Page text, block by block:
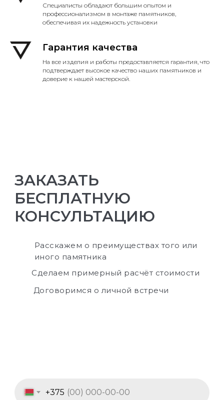
Специалисты обладают большим опытом и
профессионализмом в монтаже памятников,
обеспечивая их надежность установки
Гарантия качества
На все изделия и работы предоставляется гарантия, что
подтверждает высокое качество наших памятников и
доверие к нашей мастерской.
ЗАКАЗАТЬ
БЕСПЛАТНУЮ
КОНСУЛЬТАЦИЮ
+375
Расскажем о преимуществах того или
иного памятника
Сделаем примерный расчёт стоимости
Договоримся о личной встречи